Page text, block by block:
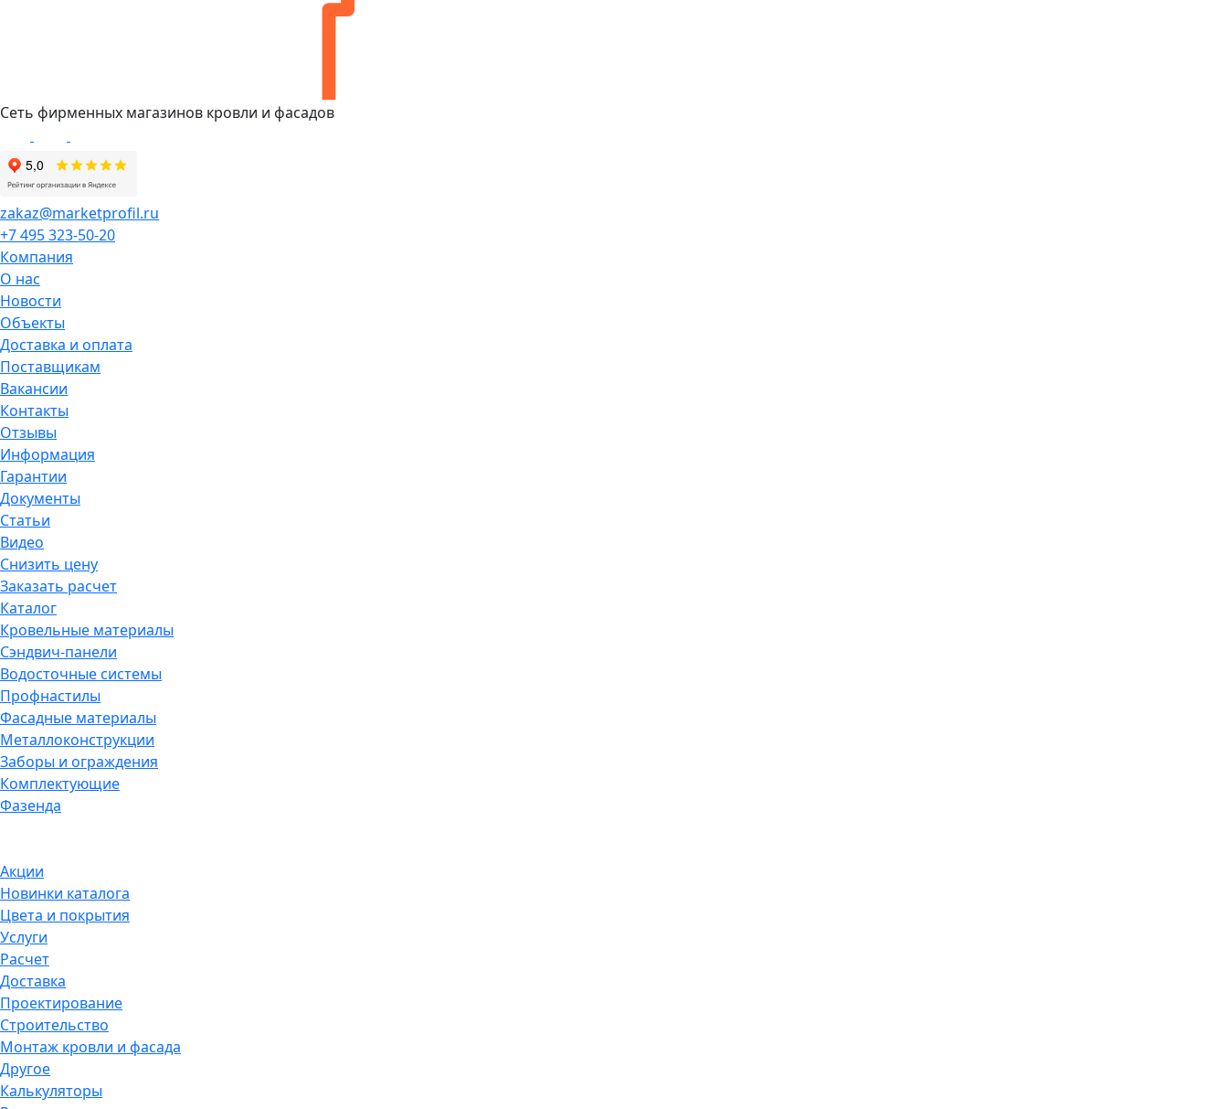
Сеть фирменных магазинов кровли и фасадов
zakaz@marketprofil.ru
+7 495 323-50-20
Компания
О нас
Новости
Объекты
Доставка и оплата
Поставщикам
Вакансии
Контакты
Отзывы
Информация
Гарантии
Документы
Статьи
Видео
Снизить цену
Заказать расчет
Каталог
Кровельные материалы
Сэндвич-панели
Водосточные системы
Профнастилы
Фасадные материалы
Металлоконструкции
Заборы и ограждения
Комплектующие
Фазенда
Акции
Новинки каталога
Цвета и покрытия
Услуги
Расчет
Доставка
Проектирование
Строительство
Монтаж кровли и фасада
Другое
Калькуляторы